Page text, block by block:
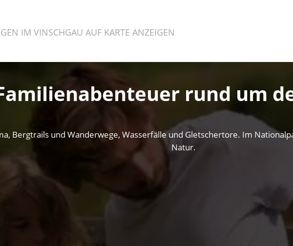
IM VINSCHGAU AUF KARTE ANZEIGEN
rund um
Bergtrails und Wanderwege, Wasserfälle und Gletschertore. Im
Natur.